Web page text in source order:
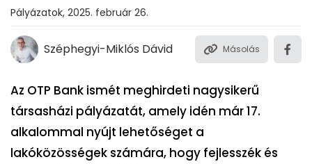
Pályázatok, 2025. február 26.
Széphegyi-Miklós Dávid Másolás
Az OTP Bank ismét meghirdeti nagysikerű
társasházi pályázatát, amely idén már 17.
alkalommal nyújt lehetőséget a
lakóközösségek számára, hogy fejlesszék és